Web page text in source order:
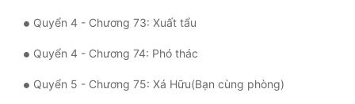
Quyển 4 - Chương 73: Xuất tẩu
Quyển 4 - Chương 74: Phó thác
Quyển 5 - Chương 75: Xá Hữu(Bạn cùng phòng)